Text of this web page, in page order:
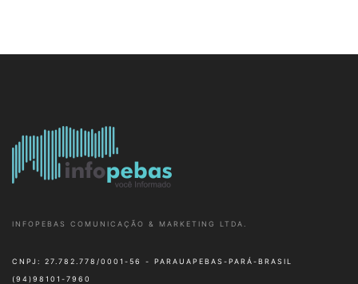
INFOPEBAS COMUNICAÇÃO & MARKETING LTDA.
CNPJ: 27.782.778/0001-56 - PARAUAPEBAS-PARÁ-BRASIL
(94)98101-7960